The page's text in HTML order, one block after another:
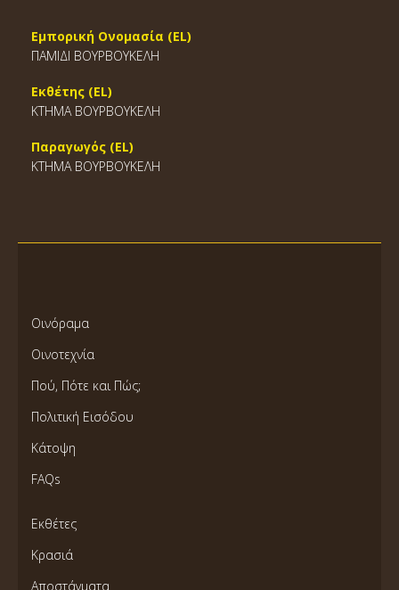
Εμπορική Ονομασία (EL)
ΠΑΜΙΔΙ ΒΟΥΡΒΟΥΚΕΛΗ
Εκθέτης (EL)
ΚΤΗΜΑ ΒΟΥΡΒΟΥΚΕΛΗ
Παραγωγός (EL)
ΚΤΗΜΑ ΒΟΥΡΒΟΥΚΕΛΗ
Οινόραμα
Οινοτεχνία
Πού, Πότε και Πώς;
Πολιτική Εισόδου
Κάτοψη
FAQs
Εκθέτες
Κρασιά
Αποστάγματα